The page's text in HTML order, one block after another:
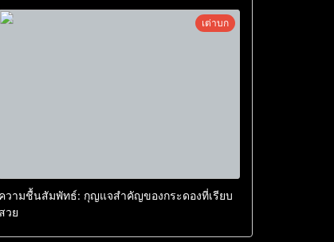
เต่าบก
ความชื้นสัมพัทธ์: กุญแจสำคัญของกระดองที่เรียบ
สวย